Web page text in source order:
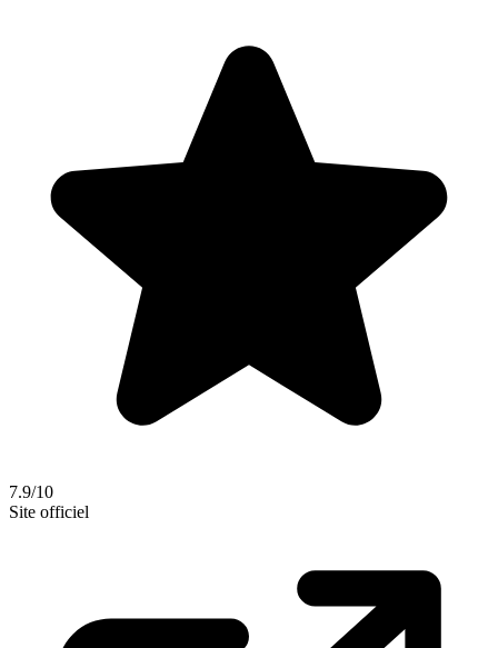
7.9/10
Site officiel